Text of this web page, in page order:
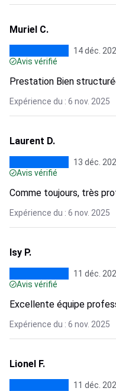
Muriel C.
14 déc.
Avis vérifié
Prestation Bien
Expérience du : 6 nov. 2025
Laurent D.
13 déc.
Avis vérifié
Comme toujours, très
Expérience du : 6 nov. 2025
Isy P.
11 déc.
Avis vérifié
Excellente équipe
Expérience du : 6 nov. 2025
Lionel F.
11 déc.